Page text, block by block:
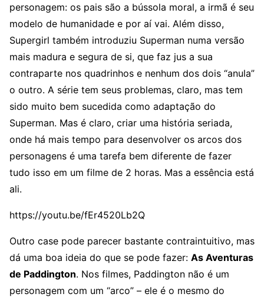
personagem: os pais são a bússola moral, a irmã é seu
modelo de humanidade e por aí vai. Além disso,
Supergirl também introduziu Superman numa versão
mais madura e segura de si, que faz jus a sua
contraparte nos quadrinhos e nenhum dos dois “anula”
o outro. A série tem seus problemas, claro, mas tem
sido muito bem sucedida como adaptação do
Superman. Mas é claro, criar uma história seriada,
onde há mais tempo para desenvolver os arcos dos
personagens é uma tarefa bem diferente de fazer
tudo isso em um filme de 2 horas. Mas a essência está
ali.
https://youtu.be/fEr4520Lb2Q
Outro case pode parecer bastante contraintuitivo, mas
dá uma boa ideia do que se pode fazer: As Aventuras
de Paddington. Nos filmes, Paddington não é um
personagem com um “arco” – ele é o mesmo do